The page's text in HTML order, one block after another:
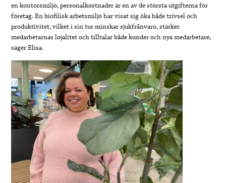
en kontorsmiljö, personalkostnader är en av de största utgifterna för
företag. En biofilisk arbetsmiljö har visat sig öka både trivsel och
produktivitet, vilket i sin tur minskar sjukfrånvaro, stärker
medarbetarnas lojalitet och tilltalar både kunder och nya medarbetare,
säger Elisa.